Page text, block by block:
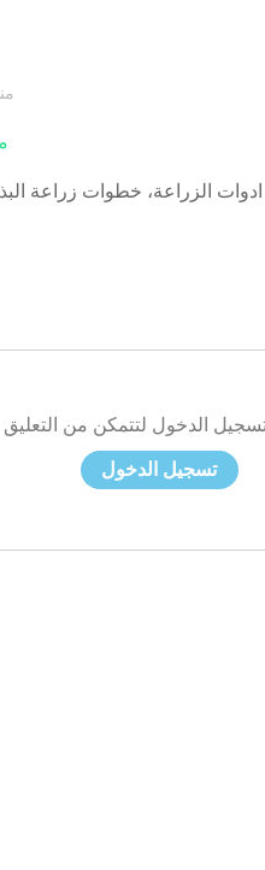
منذ 2
الزراعة، خطوات زراعة
الدخول لتتمكن من التعليق
تسجيل الدخول